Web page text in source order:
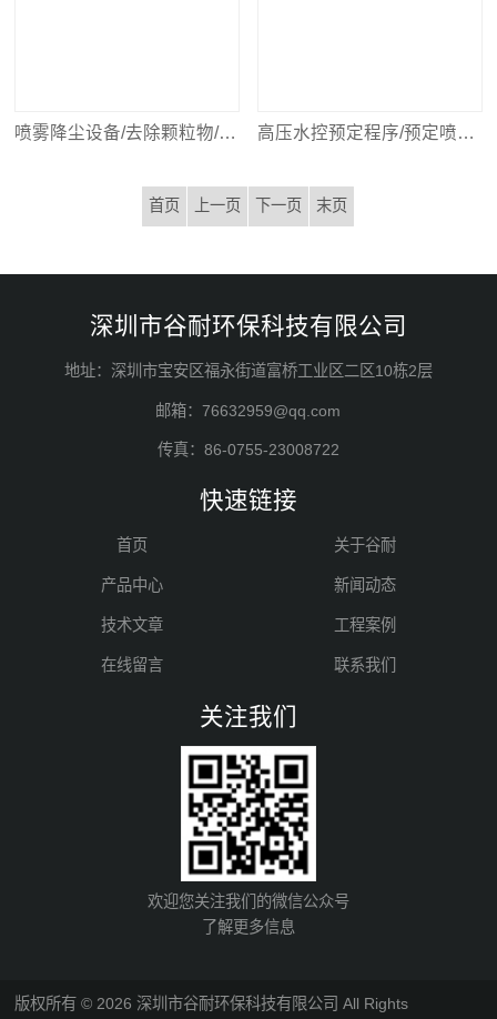
喷雾降尘设备/去除颗粒物/减少大气排放 高压水控预定程序/预定喷雾单元/喷雾降温
首页 上一页 下一页 末页
深圳市谷耐环保科技有限公司
地址：深圳市宝安区福永街道富桥工业区二区10栋2层
邮箱：76632959@qq.com
传真：86-0755-23008722
快速链接
首页 关于谷耐
产品中心 新闻动态
技术文章 工程案例
在线留言 联系我们
关注我们
欢迎您关注我们的微信公众号
了解更多信息
版权所有 © 2026 深圳市谷耐环保科技有限公司 All Rights